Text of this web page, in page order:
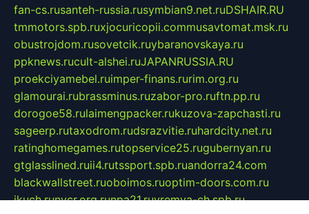
fan-cs.rusanteh-russia.rusymbian9.net.ruDSHAIR.RU
tmmotors.spb.ruxjocuricopii.commusavtomat.msk.ru
obustrojdom.rusovetcik.ruybaranovskaya.ru
ppknews.rucult-alshei.ruJAPANRUSSIA.RU
proekciyamebel.ruimper-finans.rurim.org.ru
glamourai.rubrassminus.ruzabor-pro.ruftn.pp.ru
dorogoe58.rulaimengpacker.rukuzova-zapchasti.ru
sageerp.rutaxodrom.rudsrazvitie.ruhardcity.net.ru
ratinghomegames.rutopservice25.rugubernyan.ru
gtglasslined.ruii4.rutssport.spb.ruandorra24.com
blackwallstreet.ruoboimos.ruoptim-doors.com.ru
ikuch.runycr.org.runpa21.ruvremya-ch.spb.ru